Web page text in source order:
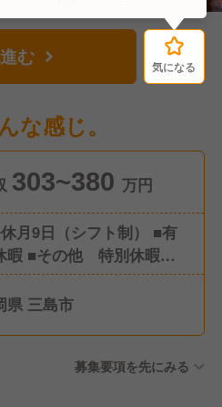
む 気になる
な感じ。
303~380 万円
月9日（シフト制） ■有
暇 ■その他 特別休暇な
年間休日107日
県 三島市
募集要項を先にみる
気になる